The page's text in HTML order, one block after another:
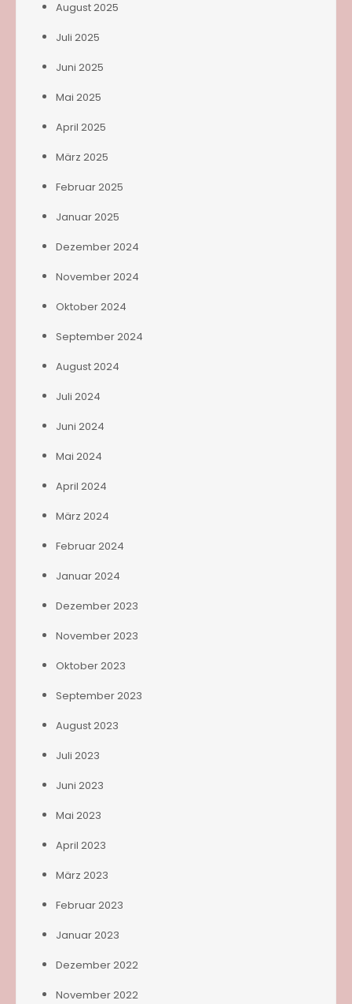
August 2025
Juli 2025
Juni 2025
Mai 2025
April 2025
März 2025
Februar 2025
Januar 2025
Dezember 2024
November 2024
Oktober 2024
September 2024
August 2024
Juli 2024
Juni 2024
Mai 2024
April 2024
März 2024
Februar 2024
Januar 2024
Dezember 2023
November 2023
Oktober 2023
September 2023
August 2023
Juli 2023
Juni 2023
Mai 2023
April 2023
März 2023
Februar 2023
Januar 2023
Dezember 2022
November 2022